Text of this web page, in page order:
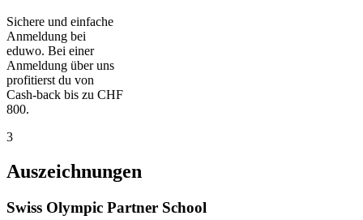
Sichere und einfache
Anmeldung bei
eduwo. Bei einer
Anmeldung über uns
profitierst du von
Cash-back bis zu CHF
800.
3
Auszeichnungen
Swiss Olympic Partner School